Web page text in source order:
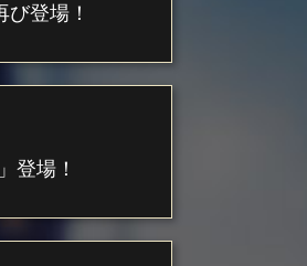
登場！
登場！